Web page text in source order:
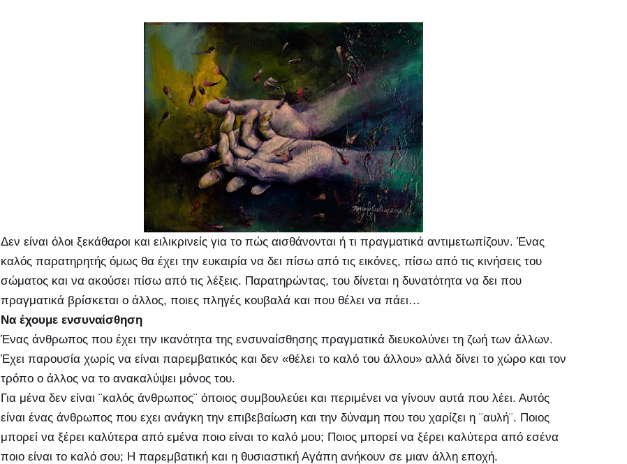
Δεν είναι όλοι ξεκάθαροι και ειλικρινείς για το πώς αισθάνονται ή τι πραγματικά αντιμετωπίζουν. Ένας
καλός παρατηρητής όμως θα έχει την ευκαιρία να δει πίσω από τις εικόνες, πίσω από τις κινήσεις του
σώματος και να ακούσει πίσω από τις λέξεις. Παρατηρώντας, του δίνεται η δυνατότητα να δει που
πραγματικά βρίσκεται ο άλλος, ποιες πληγές κουβαλά και που θέλει να πάει…
Να έχουμε ενσυναίσθηση
Ένας άνθρωπος που έχει την ικανότητα της ενσυναίσθησης πραγματικά διευκολύνει τη ζωή των άλλων.
Έχει παρουσία χωρίς να είναι παρεμβατικός και δεν «θέλει το καλό του άλλου» αλλά δίνει το χώρο και τον
τρόπο ο άλλος να το ανακαλύψει μόνος του.
Για μένα δεν είναι ¨καλός άνθρωπος¨ όποιος συμβουλεύει και περιμένει να γίνουν αυτά που λέει. Αυτός
είναι ένας άνθρωπος που εχει ανάγκη την επιβεβαίωση και την δύναμη που του χαρίζει η ¨αυλή¨. Ποιος
μπορεί να ξέρει καλύτερα από εμένα ποιο είναι το καλό μου; Ποιος μπορεί να ξέρει καλύτερα από εσένα
ποιο είναι το καλό σου; Η παρεμβατική και η θυσιαστική Αγάπη ανήκουν σε μιαν άλλη εποχή.